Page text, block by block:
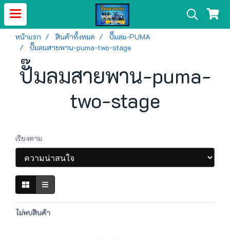
หน้าแรก สินค้าทั้งหมด
ปั๊มลม-PUMA
ปั๊มลมสายพาน-puma-two-stage
ปั๊มลมสายพาน-puma-
two-stage
เรียงตาม
ไม่พบสินค้า